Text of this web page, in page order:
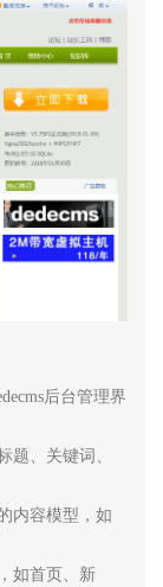
后台管理界
题、关键词、
内容模型，如
如首页、新